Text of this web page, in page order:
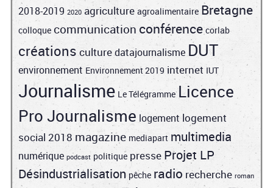
2018-2019 2020 agriculture agroalimentaire Bretagne
colloque communication conférence corlab
créations culturedatajournalisme DUT
environnement Environnement 2019 internet IUT
Journalisme Le Télégramme Licence
Pro Journalisme logement logement
social 2018 magazine mediapart multimedia
numérique podcast politique presse Projet LP
Désindustrialisation pêche radio recherche roman